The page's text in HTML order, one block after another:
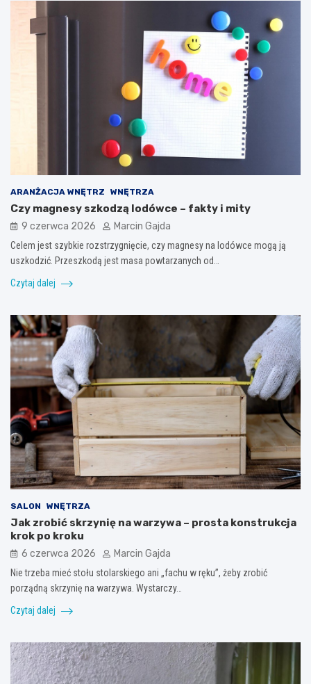
ARANŻACJA WNĘTRZ WNĘTRZA
Czy magnesy szkodzą lodówce – fakty i mity
9 czerwca 2026 Marcin Gajda
Celem jest szybkie rozstrzygnięcie, czy magnesy na lodówce mogą ją
uszkodzić. Przeszkodą jest masa powtarzanych od…
Czytaj dalej
SALON WNĘTRZA
Jak zrobić skrzynię na warzywa – prosta konstrukcja
krok po kroku
6 czerwca 2026 Marcin Gajda
Nie trzeba mieć stołu stolarskiego ani „fachu w ręku”, żeby zrobić
porządną skrzynię na warzywa. Wystarczy…
Czytaj dalej